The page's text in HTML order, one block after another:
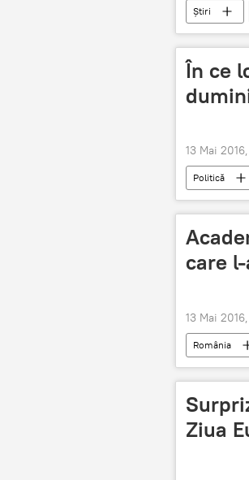
Știri
În ce
13 Mai
Politică
care
13 Mai
România
patriotism
Ziua